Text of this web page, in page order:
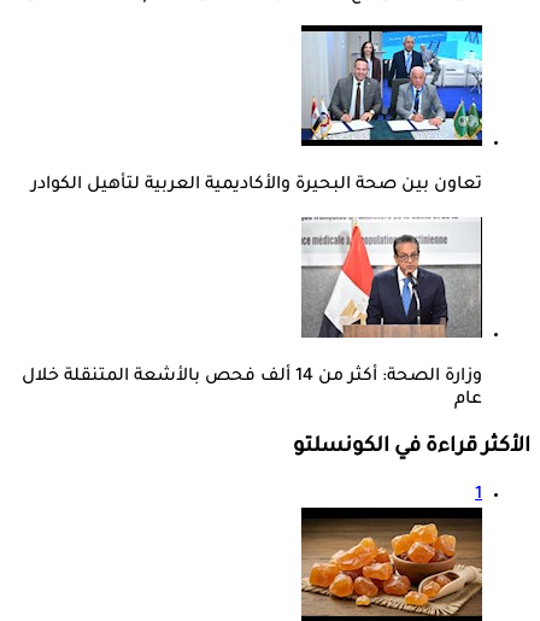
تعاون بين صحة البحيرة والأكاديمية العربية لتأهيل الكوادر
وزارة الصحة: أكثر من 14 ألف فحص بالأشعة المتنقلة خلال
عام
الأكثر قراءة في الكونسلتو
1